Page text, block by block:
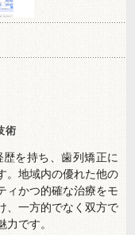
術
を持ち、歯列矯正に
。地域内の優れた他の
ィかつ的確な治療をモ
、一方的でなく双方で
です。